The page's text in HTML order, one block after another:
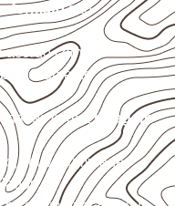
formatosão
com as
com aselagem
chuva, umidade